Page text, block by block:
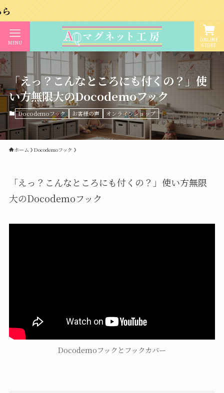
ONLINE
STORE
MENU
「えっ？こんなところにも付くの？」使
い方無限大のDocodemoフック
Docodemoフック お客様の声 オンラインショップ
ホーム Docodemoフック
「えっ？こんなところにも付くの？」使い方無限
大のDocodemoフック
Docodemoフックとフックカバー